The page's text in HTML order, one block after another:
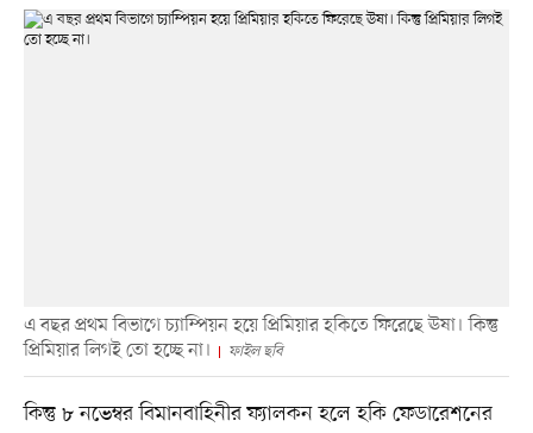
এ বছর প্রথম বিভাগে চ্যাম্পিয়ন হয়ে প্রিমিয়ার হকিতে ফিরেছে ঊষা। কিন্তু
প্রিমিয়ার লিগই তো হচ্ছে না।
ফাইল ছবি
কিন্তু ৮ নভেম্বর বিমানবাহিনীর ফ্যালকন হলে হকি ফেডারেশনের